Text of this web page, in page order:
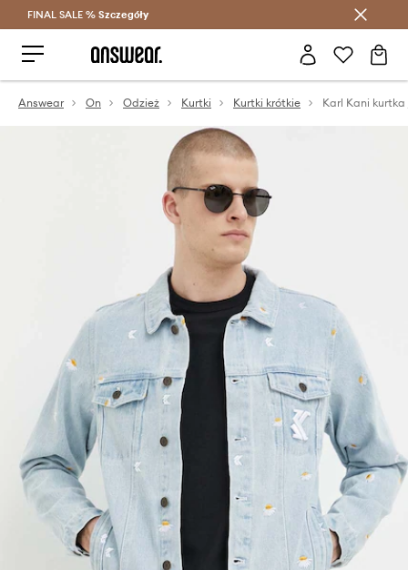
Oszczędzaj z Answear Club >
FINAL SALE % Szczegóły
Answear On Odzież Kurtki Kurtki krótkie Karl Kani